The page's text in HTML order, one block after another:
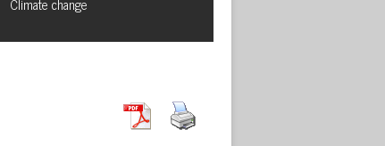
Climate change